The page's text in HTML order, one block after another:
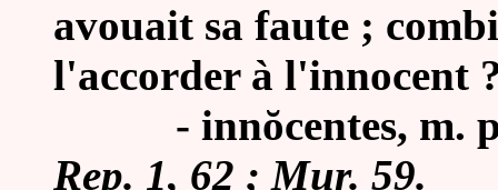
avouait sa faute ;
l'accorder à l'innocent
- innŏcentes, m.
Rep. 1, 62 ; Mur. 59.